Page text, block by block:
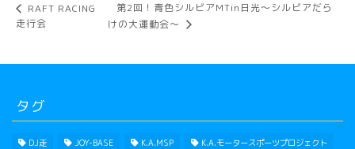
RAFT RACING
走行会
第2回！青色シルビアMTin日光〜シルビアだら
けの大運動会〜
タグ
DJ走 JOY-BASE K.A.MSP K.A.モータースポーツプロジェクト